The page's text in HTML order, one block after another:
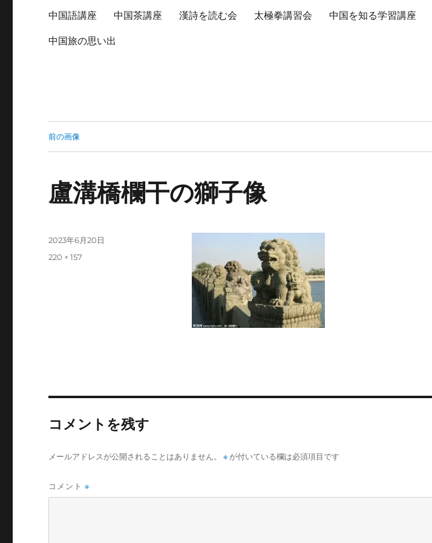
中国語講座 中国茶講座 漢詩を読む会 太極拳講習会 中国を知る学習講座
中国旅の思い出
前の画像
盧溝橋欄干の獅子像
投
2023年6月20日
フ
220 × 157
コメントを残す
メールアドレスが公開されることはありません。 ※ が付いている欄は必須項目です
コメント※